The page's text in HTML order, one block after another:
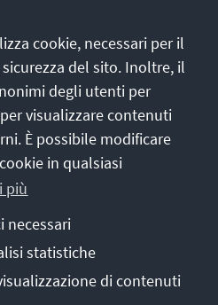
e condizioni
cookie, necessari per il
del sito. Inoltre, il
degli utenti per
visualizzare contenuti
È possibile modificare
in qualsiasi
più
necessari
statistiche
di contenuti